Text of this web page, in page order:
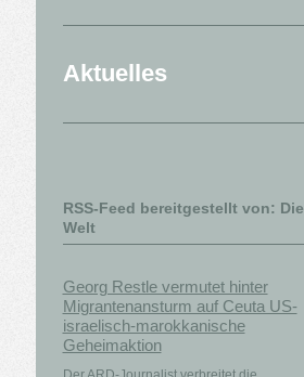
Aktuelles
RSS-Feed bereitgestellt von: Die
Welt
Georg Restle vermutet hinter
Migrantenansturm auf Ceuta US-
israelisch-marokkanische
Geheimaktion